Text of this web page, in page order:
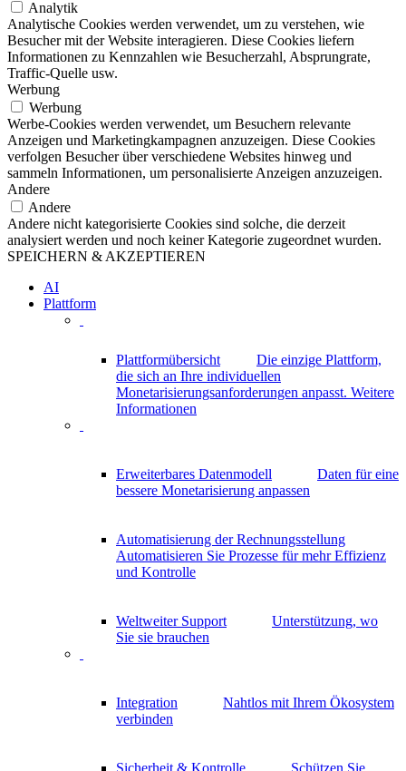
Analytik
Analytische Cookies werden verwendet, um zu verstehen, wie
Besucher mit der Website interagieren. Diese Cookies liefern
Informationen zu Kennzahlen wie Besucherzahl, Absprungrate,
Traffic-Quelle usw.
Werbung
Werbung
Werbe-Cookies werden verwendet, um Besuchern relevante
Anzeigen und Marketingkampagnen anzuzeigen. Diese Cookies
verfolgen Besucher über verschiedene Websites hinweg und
sammeln Informationen, um personalisierte Anzeigen anzuzeigen.
Andere
Andere
Andere nicht kategorisierte Cookies sind solche, die derzeit
analysiert werden und noch keiner Kategorie zugeordnet wurden.
SPEICHERN & AKZEPTIEREN
AI
Plattform
Plattformübersicht
Die einzige Plattform,
die sich an Ihre individuellen
Monetarisierungsanforderungen anpasst. Weitere
Informationen
Erweiterbares Datenmodell
Daten für eine
bessere Monetarisierung anpassen
Automatisierung der Rechnungsstellung
Automatisieren Sie Prozesse für mehr Effizienz
und Kontrolle
Weltweiter Support
Unterstützung, wo
Sie sie brauchen
Integration
Nahtlos mit Ihrem Ökosystem
verbinden
Sicherheit & Kontrolle Schützen Sie